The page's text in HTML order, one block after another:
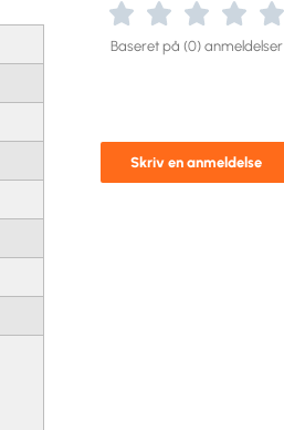
Baseret på (0) anmeldelser
Skriv en anmeldelse